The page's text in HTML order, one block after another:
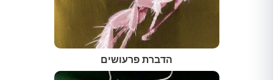
הדברת פרעושים